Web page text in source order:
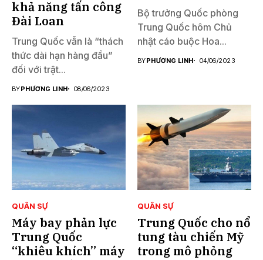
khả năng tấn công
Đài Loan
Trung Quốc vẫn là “thách
thức dài hạn hàng đầu”
đối với trật...
BYPHƯƠNG LINH 08/06/2023
Bộ trưởng Quốc phòng
Trung Quốc hôm Chủ
nhật cáo buộc Hoa...
BYPHƯƠNG LINH 04/06/2023
QUÂN SỰ
Máy bay phản lực
Trung Quốc
“khiêu khích” máy
QUÂN SỰ
Trung Quốc cho nổ
tung tàu chiến Mỹ
trong mô phỏng